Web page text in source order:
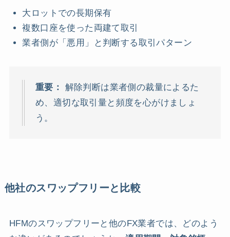
大ロットでの長期保有
複数口座を使った両建て取引
業者側が「悪用」と判断する取引パターン
重要：
解除判断は業者側の裁量によるた
め、適切な取引量と頻度を心がけましょ
う。
他社のスワップフリーと比較
HFMのスワップフリーと他のFX業者では、どのよう